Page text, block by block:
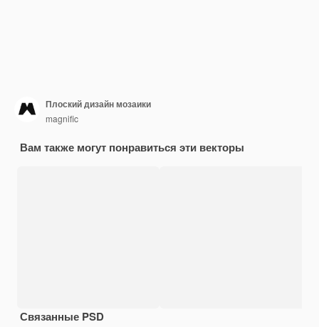
Плоский дизайн мозаики
magnific
Вам также могут понравиться эти векторы
Связанные PSD